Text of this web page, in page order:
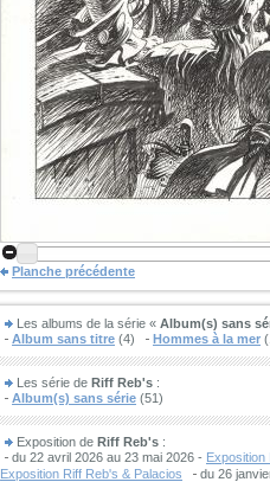
Planche précédente
Les albums de la série « Album(s) sans
Album sans titre (4) Hommes à la mer
Les série de Riff Reb's :
Album(s) sans série (51)
Exposition de Riff Reb's :
du 22 avril 2026 au 23 mai 2026 - Exposition
Exposition Riff Reb's & Palacios
du 26